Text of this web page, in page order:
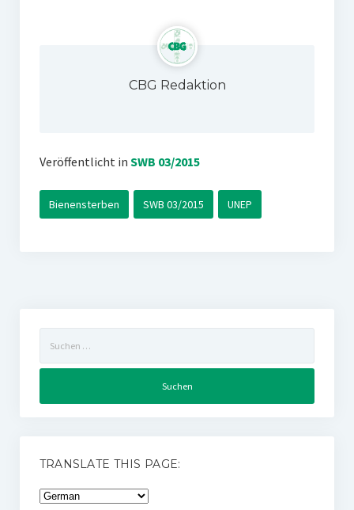
CBG Redaktion
Veröffentlicht in SWB 03/2015
Bienensterben SWB 03/2015 UNEP
nach:
TRANSLATE THIS PAGE: